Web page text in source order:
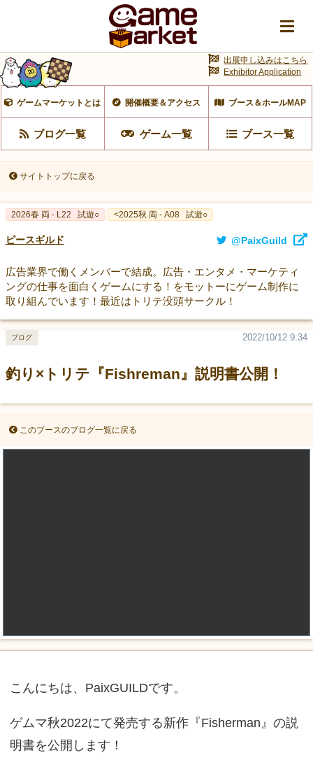
ゲームマーケットとは 開催概要＆アクセス ブース＆ホールMAP
ブログ一覧 ゲーム一覧 ブース一覧
出展申し込みはこちら
Exhibitor Application
サイトトップに戻る
2026春 両 - L22 試遊○ <2025秋 両 - A08 試遊○
ピースギルド @PaixGuild
広告業界で働くメンバーで結成。広告・エンタメ・マーケティ
ングの仕事を面白くゲームにする！をモットーにゲーム制作に
取り組んでいます！最近はトリテ没頭サークル！
釣り×トリテ『Fishreman』説明書公開！
2022/10/12 9:34
ブログ
このブースのブログ一覧に戻る
こんにちは、PaixGUILDです。
ゲムマ秋2022にて発売する新作『Fisherman』の説
明書を公開します！